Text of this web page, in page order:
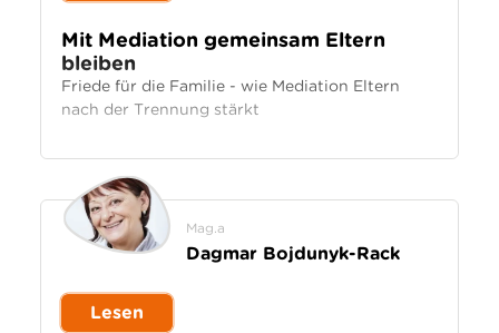
Mit Mediation gemeinsam Eltern
bleiben
Friede für die Familie - wie Mediation Eltern
nach der Trennung stärkt
Mag.a
Dagmar Bojdunyk-Rack
Lesen